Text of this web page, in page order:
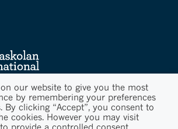
our website to give you the most
by remembering your preferences
By clicking “Accept”, you consent to
cookies. However you may visit
provide a controlled consent.